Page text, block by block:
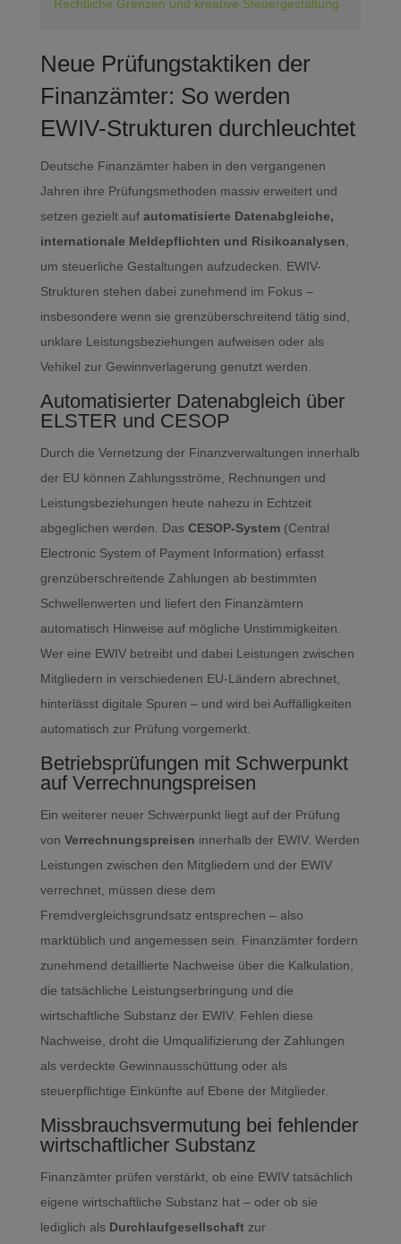
Rechtliche Grenzen und kreative Steuergestaltung
Neue Prüfungstaktiken der
Finanzämter: So werden
EWIV-Strukturen durchleuchtet
Deutsche Finanzämter haben in den vergangenen
Jahren ihre Prüfungsmethoden massiv erweitert und
setzen gezielt auf automatisierte Datenabgleiche,
internationale Meldepflichten und Risikoanalysen
um steuerliche Gestaltungen aufzudecken. EWIV-
Strukturen stehen dabei zunehmend im Fokus –
insbesondere wenn sie grenzüberschreitend tätig sind,
unklare Leistungsbeziehungen aufweisen oder als
Vehikel zur Gewinnverlagerung genutzt werden.
Automatisierter Datenabgleich über
ELSTER und CESOP
Durch die Vernetzung der Finanzverwaltungen innerhalb
der EU können Zahlungsströme, Rechnungen und
Leistungsbeziehungen heute nahezu in Echtzeit
abgeglichen werden. Das CESOP-System(Central
Electronic System of Payment Information) erfasst
grenzüberschreitende Zahlungen ab bestimmten
Schwellenwerten und liefert den Finanzämtern
automatisch Hinweise auf mögliche Unstimmigkeiten.
Wer eine EWIV betreibt und dabei Leistungen zwischen
Mitgliedern in verschiedenen EU-Ländern abrechnet,
hinterlässt digitale Spuren – und wird bei Auffälligkeiten
automatisch zur Prüfung vorgemerkt.
Betriebsprüfungen mit Schwerpunkt
auf Verrechnungspreisen
Ein weiterer neuer Schwerpunkt liegt auf der Prüfung
von Verrechnungspreisen innerhalb der EWIV. Werden
Leistungen zwischen den Mitgliedern und der EWIV
verrechnet, müssen diese dem
Fremdvergleichsgrundsatz entsprechen – also
marktüblich und angemessen sein. Finanzämter fordern
zunehmend detaillierte Nachweise über die Kalkulation,
die tatsächliche Leistungserbringung und die
wirtschaftliche Substanz der EWIV. Fehlen diese
Nachweise, droht die Umqualifizierung der Zahlungen
als verdeckte Gewinnausschüttung oder als
steuerpflichtige Einkünfte auf Ebene der Mitglieder.
Missbrauchsvermutung bei fehlender
wirtschaftlicher Substanz
Finanzämter prüfen verstärkt, ob eine EWIV tatsächlich
eigene wirtschaftliche Substanz hat – oder ob sie
lediglich als Durchlaufgesellschaftzur